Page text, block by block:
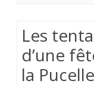
traité
de
Les
d’une
la Pucelle